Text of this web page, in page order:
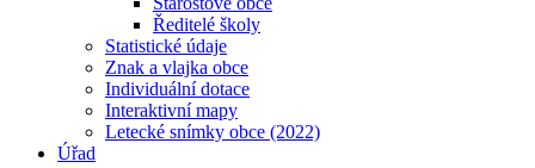
Ředitelé školy
Statistické údaje
Znak a vlajka obce
Individuální dotace
Interaktivní mapy
Letecké snímky obce (2022)
Úřad